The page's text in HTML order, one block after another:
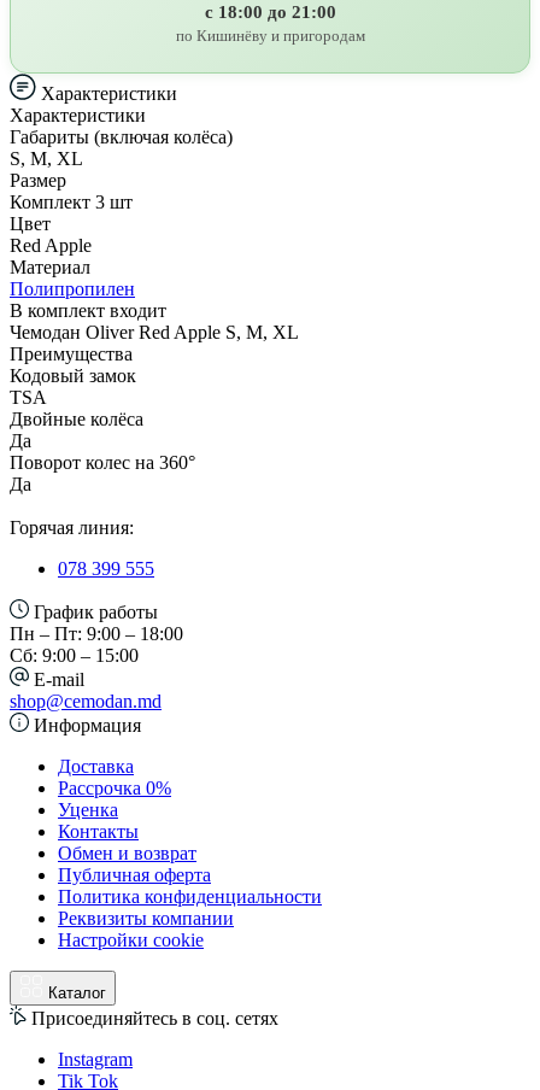
с 18:00 до 21:00
по Кишинёву и пригородам
Характеристики
Характеристики
Габариты (включая колёса)
S, M, XL
Размер
Комплект 3 шт
Цвет
Red Apple
Материал
Полипропилен
В комплект входит
Чемодан Oliver Red Apple S, M, XL
Преимущества
Кодовый замок
TSA
Двойные колёса
Да
Поворот колес на 360°
Да
Горячая линия:
078 399 555
График работы
Пн – Пт: 9:00 – 18:00
Сб: 9:00 – 15:00
E-mail
shop@cemodan.md
Информация
Доставка
Рассрочка 0%
Уценка
Контакты
Обмен и возврат
Публичная оферта
Политика конфиденциальности
Реквизиты компании
Настройки cookie
Каталог
Присоединяйтесь в соц. сетях
Instagram
Tik Tok